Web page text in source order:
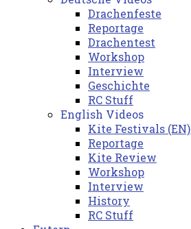
Drachenfeste
Reportage
Drachentest
Workshop
Interview
Geschichte
RC Stuff
English Videos
Kite Festivals (EN)
Reportage
Kite Review
Workshop
Interview
History
RC Stuff